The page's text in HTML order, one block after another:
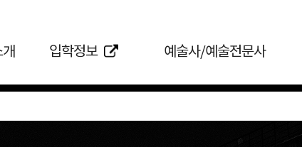
입학정보 예술사/예술전문사